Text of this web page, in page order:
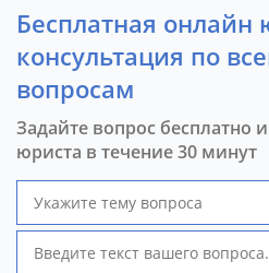
Бесплатная онлайн
консультация по
вопросам
Задайте вопрос бесплатно
юриста в течение 30 минут